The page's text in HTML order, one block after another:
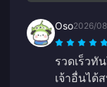
Oso2026/
รวดเร็วทั
เจ้าอื่นได้